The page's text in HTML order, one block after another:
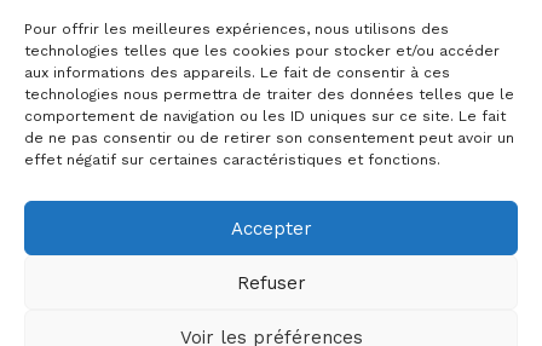
Pour offrir les meilleures expériences, nous utilisons des
technologies telles que les cookies pour stocker et/ou accéder
aux informations des appareils. Le fait de consentir à ces
technologies nous permettra de traiter des données telles que le
comportement de navigation ou les ID uniques sur ce site. Le fait
de ne pas consentir ou de retirer son consentement peut avoir un
effet négatif sur certaines caractéristiques et fonctions.
Accepter
Refuser
Voir les préférences
✉ contact@crige-paca.org
Mentions légales
RGPD